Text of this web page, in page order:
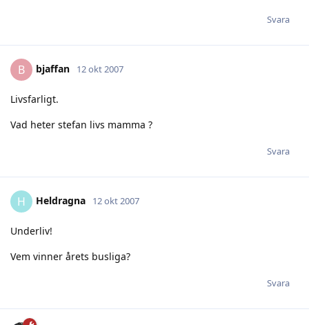
Svara
B bjaffan 12 okt 2007
Livsfarligt.
Vad heter stefan livs mamma ?
Svara
H Heldragna 12 okt 2007
Underliv!
Vem vinner årets busliga?
Svara